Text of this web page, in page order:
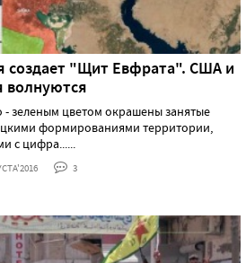
создает "Щит Евфрата". США и
волнуются
- зеленым цветом окрашены занятые
формированиями территории,
с цифра......
3